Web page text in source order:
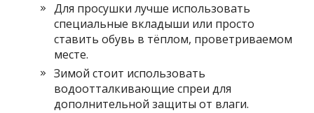
Для просушки лучше использовать
специальные вкладыши или просто
ставить обувь в тёплом, проветриваемом
месте.
Зимой стоит использовать
водоотталкивающие спреи для
дополнительной защиты от влаги.